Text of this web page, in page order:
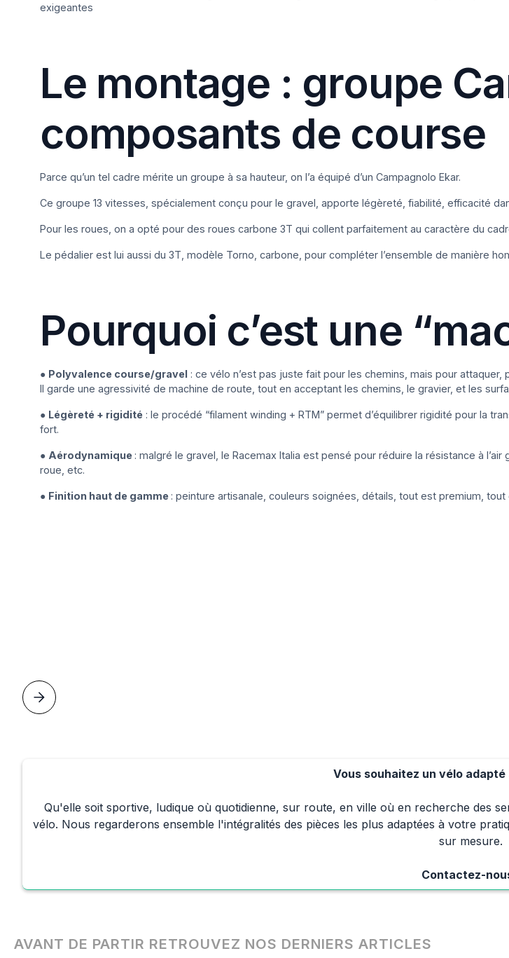
exigeantes
Le montage : groupe
composants de course
Parce qu’un tel cadre mérite un groupe à sa hauteur, on l’a équipé d’un Campagnolo Ekar.
Ce groupe 13 vitesses, spécialement conçu pour le gravel, apporte légèreté, fiabilité, efficacité
Pour les roues, on a opté pour des roues carbone 3T qui collent parfaitement au caractère du
Le pédalier est lui aussi du 3T, modèle Torno, carbone, pour compléter l’ensemble de manière
Pourquoi c’est une
● Polyvalence course/gravel : ce vélo n’est pas juste fait pour les chemins, mais pour attaquer,
Il garde une agressivité de machine de route, tout en acceptant les chemins, le gravier, et les
● Légèreté + rigidité : le procédé “filament winding + RTM” permet d’équilibrer rigidité pour la
fort.
● Aérodynamique : malgré le gravel, le Racemax Italia est pensé pour réduire la résistance à
roue, etc.
● Finition haut de gamme : peinture artisanale, couleurs soignées, détails, tout est premium,
Vous souhaitez un vélo
Qu'elle soit sportive, ludique où quotidienne, sur route, en ville où en recherche des
vélo. Nous regarderons ensemble l'intégralités des pièces les plus adaptées à votre
sur mesure.
Contactez-
AVANT DE PARTIR RETROUVEZ NOS DERNIERS ARTICLES